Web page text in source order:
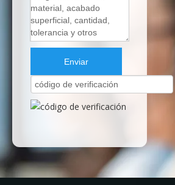
Enviar